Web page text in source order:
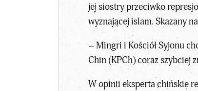
jej siostry przeciwko
wyznającej islam. Skazany
– Mingri i Kościół Syjonu
Chin (KPCh) coraz szybciej
W opinii eksperta chińskie